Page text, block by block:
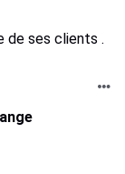
de ses clients .